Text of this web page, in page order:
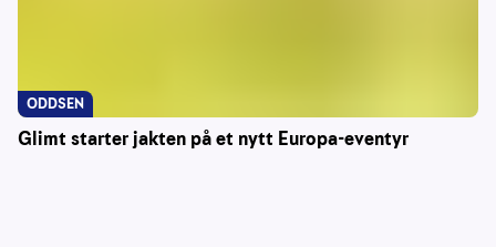
Glimt starter jakten på et nytt Europa-eventyr
ODDSEN